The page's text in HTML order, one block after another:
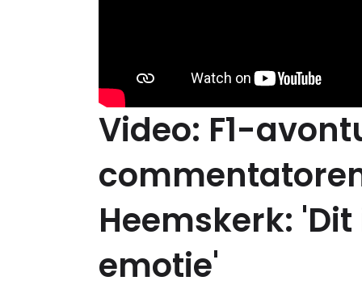
Video: F1-
Heemskerk:
emotie'